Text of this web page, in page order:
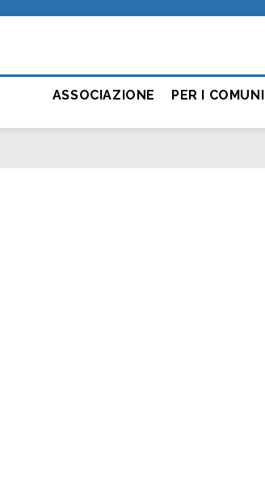
ASSOCIAZIONE PER I COMUNI